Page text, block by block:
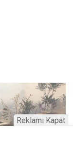
Reklamı Kapat